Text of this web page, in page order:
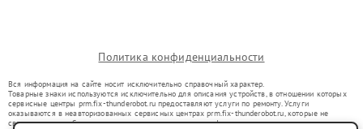
Политика конфиденциальности
Вся информация на сайте носит исключительно справочный характер.
Товарные знаки используются исключительно для описания устройств, в отношении которых
сервисные центры prm.fix-thunderobot.ru предоставляют услуги по ремонту. Услуги
оказываются в неавторизованных сервисных центрах prm.fix-thunderobot.ru, которые не
связаны с правообладателями товарных знаков или их официальными представителями.